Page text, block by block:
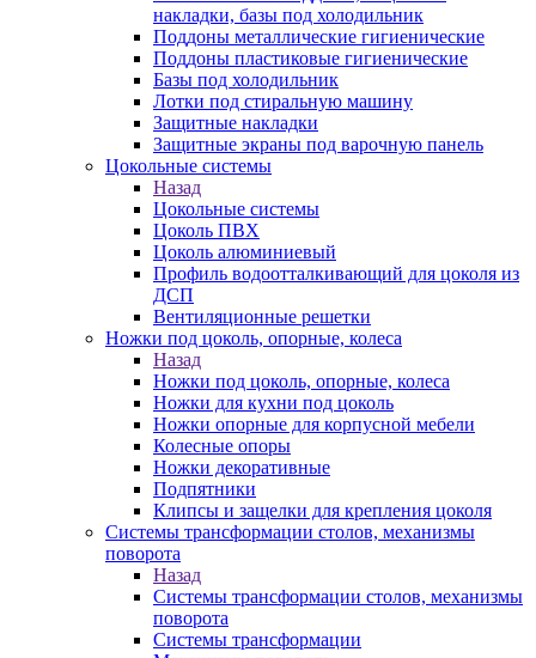
накладки, базы под холодильник
Поддоны металлические гигиенические
Поддоны пластиковые гигиенические
Базы под холодильник
Лотки под стиральную машину
Защитные накладки
Защитные экраны под варочную панель
Цокольные системы
Назад
Цокольные системы
Цоколь ПВХ
Цоколь алюминиевый
Профиль водоотталкивающий для цоколя из
ДСП
Вентиляционные решетки
Ножки под цоколь, опорные, колеса
Назад
Ножки под цоколь, опорные, колеса
Ножки для кухни под цоколь
Ножки опорные для корпусной мебели
Колесные опоры
Ножки декоративные
Подпятники
Клипсы и защелки для крепления цоколя
Системы трансформации столов, механизмы
поворота
Назад
Системы трансформации столов, механизмы
поворота
Системы трансформации